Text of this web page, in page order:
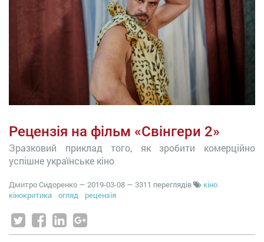
Рецензія на фільм «Свінгери 2»
Зразковий приклад того, як зробити комерційно
успішне українське кіно
Дмитро Сидоренко — 2019-03-08 — 3311 переглядів
кіно
кінокритика
огляд рецензія